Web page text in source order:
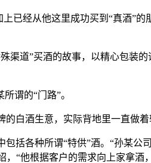
已经从他这里成功买到“真酒”
渠道”买酒的故事，以精心包装
谓的“门路”。
白酒生意，实际背地里一直做着
括各种所谓“特供”酒。“孙某公
“他根据客户的需求向上家拿酒